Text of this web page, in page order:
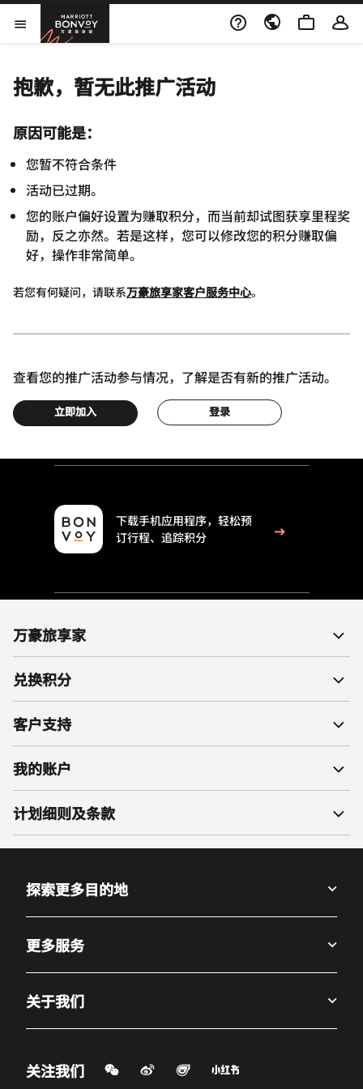
Skip to Content
打开菜单
万豪旅享家
抱歉，暂无此推广活动
原因可能是：
您暂不符合条件
活动已过期。
您的账户偏好设置为赚取积分，而当前却试图获享里程奖
励，反之亦然。若是这样，您可以修改您的积分赚取偏
好，操作非常简单。
若您有何疑问，请联系万豪旅享家客户服务中心。
查看您的推广活动参与情况，了解是否有新的推广活动。
立即加入 登录
下载手机应用程序，轻松预
订行程、追踪积分
万豪旅享家
兑换积分
客户支持
我的账户
计划细则及条款
探索更多目的地
更多服务
关于我们
关注我们 微信扫一扫
微博
打开新窗口
飞猪
打开新窗口打开新窗口